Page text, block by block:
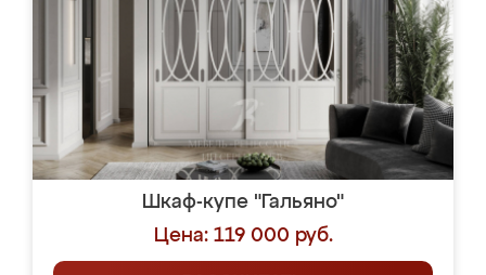
Шкаф-купе "Гальяно"
Цена: 119 000 руб.